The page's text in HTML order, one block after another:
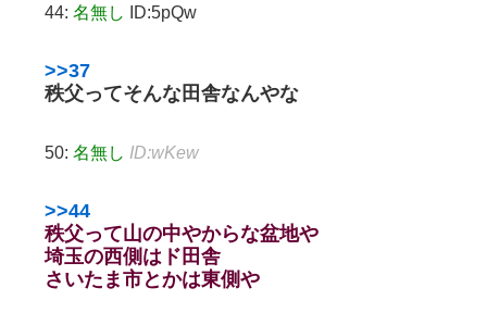
44: 名無し ID:5pQw
>>37
秩父ってそんな田舎なんやな
50: 名無し ID:wKew
>>44
秩父って山の中やからな盆地や
埼玉の西側はド田舎
さいたま市とかは東側や